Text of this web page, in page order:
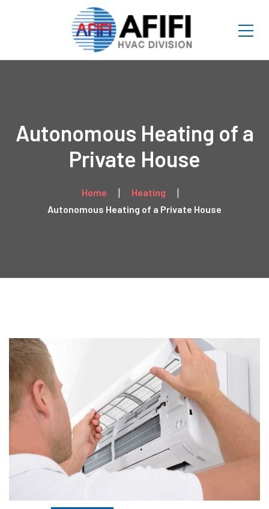
Autonomous Heating of a
Private House
Home
Heating
Autonomous Heating of a Private House